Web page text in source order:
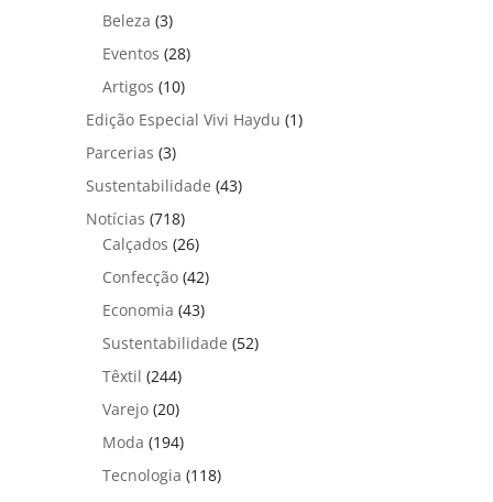
Beleza (3)
Eventos (28)
Artigos (10)
Edição Especial Vivi Haydu (1)
Parcerias (3)
Sustentabilidade (43)
Notícias (718)
Calçados (26)
Confecção (42)
Economia (43)
Sustentabilidade (52)
Têxtil (244)
Varejo (20)
Moda (194)
Tecnologia (118)